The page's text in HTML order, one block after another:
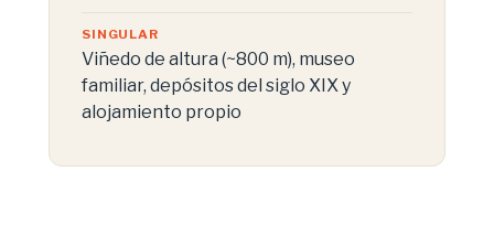
SINGULAR
Viñedo de altura (~800 m), museo
familiar, depósitos del siglo XIX y
alojamiento propio